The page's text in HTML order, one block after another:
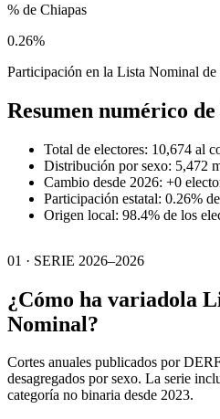
% de Chiapas
0.26%
Participación en la Lista Nominal de
Resumen numérico de
Total de electores: 10,674 al
Distribución por sexo: 5,472
Cambio desde 2026: +0
Participación estatal: 0.26%
Origen local: 98.4% de los
01 · SERIE 2026–2026
¿Cómo ha variadola
Nominal?
Cortes anuales publicados por
desagregados por sexo. La serie
categoría no binaria desde 2023.